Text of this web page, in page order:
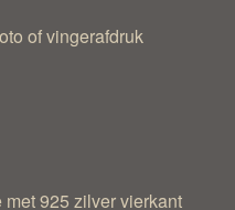
of vingerafdruk
925 zilver vierkant